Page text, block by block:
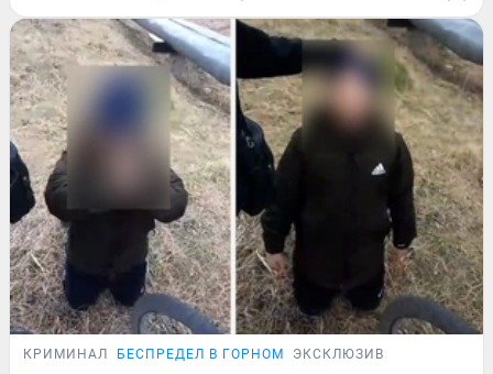
КРИМИНАЛ БЕСПРЕДЕЛ В ГОРНОМ ЭКСКЛЮЗИВ